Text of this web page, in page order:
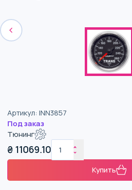
Артикул: INN3857
Под заказ
Тюнинг
₴ 11069.10
Купить